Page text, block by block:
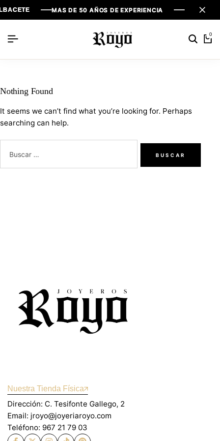
MAS DE 50 AÑOS DE EXPERIENCIA
MAS DE 50 AÑOS DE EXPERIENCIA
MAS DE 50 AÑOS DE EXPERIENCIA
0
Nothing Found
It seems we can’t find what you’re looking for. Perhaps
searching can help.
Nuestra Tienda Física
Dirección: C. Tesifonte Gallego, 2
Email: jroyo@joyeriaroyo.com
Teléfono: 967 21 79 03